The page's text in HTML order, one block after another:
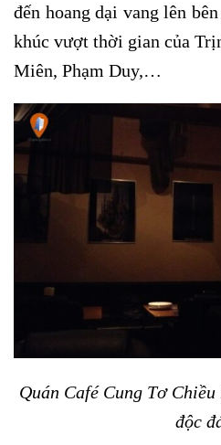
đến hoang dại vang lên
khúc vượt thời gian của
Miên, Phạm Duy,…
Quán Café Cung Tơ
độc